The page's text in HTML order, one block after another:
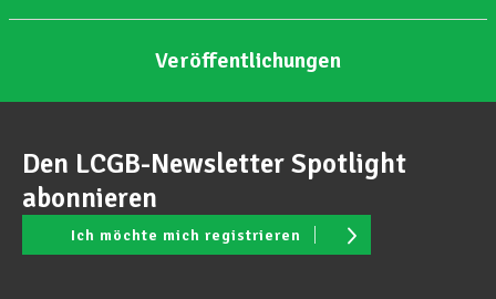
Veröffentlichungen
Den LCGB-Newsletter Spotlight
abonnieren
Ich möchte mich registrieren